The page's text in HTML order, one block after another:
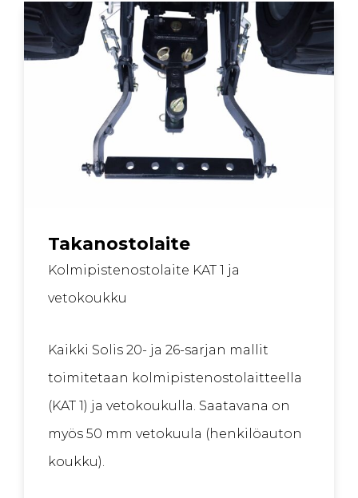
Takanostolaite
Kolmipistenostolaite KAT 1 ja
vetokoukku
Kaikki Solis 20- ja 26-sarjan mallit
toimitetaan kolmipistenostolaitteella
(KAT 1) ja vetokoukulla. Saatavana on
myös 50 mm vetokuula (henkilöauton
koukku).